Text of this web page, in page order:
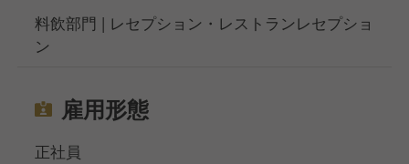
金、独身寮・シェアハウスがあります。
また、快適なひと時をご提供するために、スタッフの
当社サイト、フーズラボ・エージェントですがこのほ
かにも飲食店の求人を多数揃えております。
料飲部門 | レセプション・レストランレセプショ
ン
雇用形態
正社員